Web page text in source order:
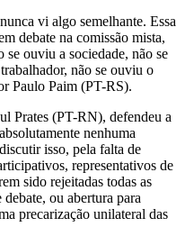
vi algo semelhante. Essa
debate na comissão mista,
ouviu a sociedade, não se
não se ouviu o
Paulo Paim (PT-RS).
Prates (PT-RN), defendeu a
nenhuma
isso, pela falta de
representativos de
sido rejeitadas todas as
ou abertura para
precarização unilateral das